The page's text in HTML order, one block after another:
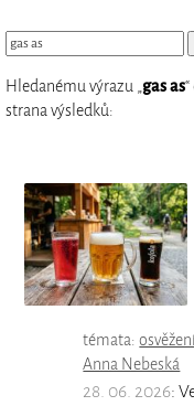
Hledanému výrazu „gas as
strana výsledků:
témata:
Anna Nebeská
28. 06. 2026: